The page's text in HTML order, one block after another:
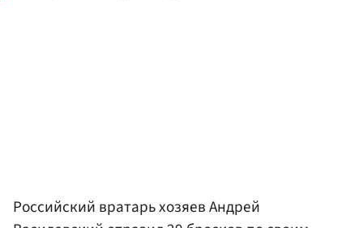
Российский вратарь хозяев Андрей